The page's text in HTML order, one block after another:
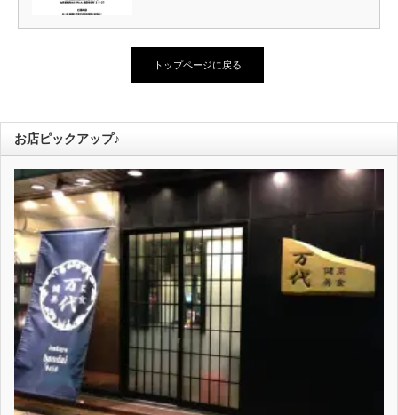
トップページに戻る
お店ピックアップ♪